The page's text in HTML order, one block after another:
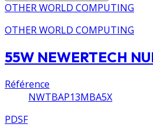
OTHER WORLD COMPUTING
OTHER WORLD COMPUTING
55W NEWERTECH
Référence
NWTBAP13MBA5X
PDSF